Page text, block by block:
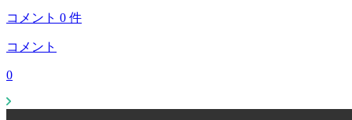
コメント 0 件
コメント
0